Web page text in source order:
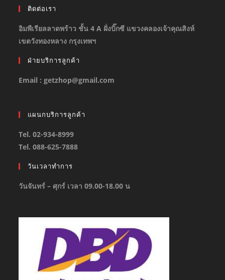
ติดต่อเรา
อิมพีเรียลลาดพร้าว ชั้น 4 A ฝั่งบิ๊กซี แขวงคลองเจ้าคุณสิงห์
เขตวังทองหลาง กรุงเทพฯ
ฝ่ายบริการลูกค้า
Email : getzhop@gmail.com
แผนกบริการลูกค้า
Tel. 02-934-8999
Tel. 088-625-7888
วันเวลาทำการ
วันจันทร์ – ศุกร์ เวลา 09.00-18.00 น